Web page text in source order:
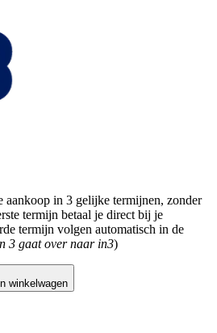
in 3 gelijke termijnen, zonder
termijn betaal je direct bij je
termijn volgen automatisch in de
3 gaat over naar in3)
In winkelwagen